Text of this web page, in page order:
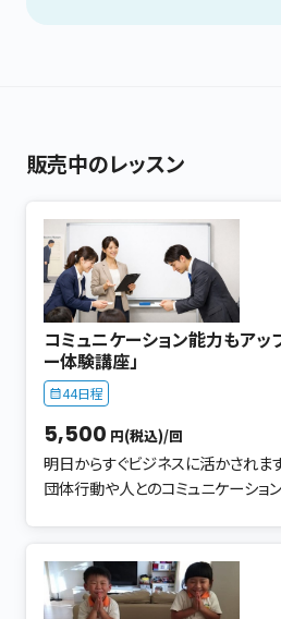
販売中のレッスン
コミュニケーション能力もアッ
ー体験講座」
44日程
5,500 円(税込)/回
明日からすぐビジネスに活かされます ●就職活動中の学
団体行動や人とのコミュニケーションが苦手 ●何
るか不安…」 「知識としては知って
なると自信がない」 そんなお悩みはありま
マナーはなぜ必要なのか？ ・クライア